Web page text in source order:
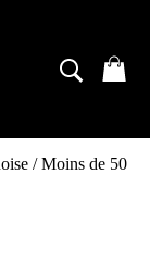
/ Moins de 50